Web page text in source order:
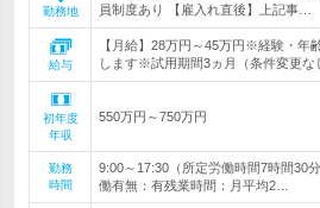
勤務地
員制度あり 【雇入れ直後】上記事…
給与
【月給】28万円～45万円※経験・年
します※試用期間3ヵ月（条件変更な
初年度
年収
550万円～750万円
勤務
時間
9:00～17:30（所定労働時間7時間30
働有無：有残業時間：月平均2…